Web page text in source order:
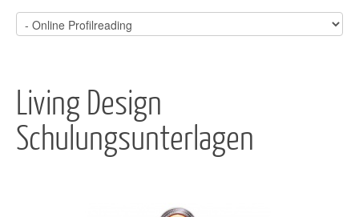
Living Design
Schulungsunterlagen